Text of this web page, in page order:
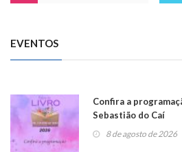
EVENTOS
Confira a
Sebastião do Caí
8 de agosto de 2026